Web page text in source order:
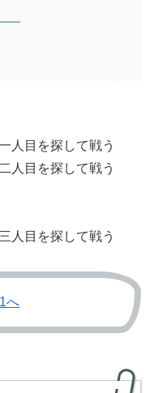
人目を探して戦う
人目を探して戦う
人目を探して戦う
へ